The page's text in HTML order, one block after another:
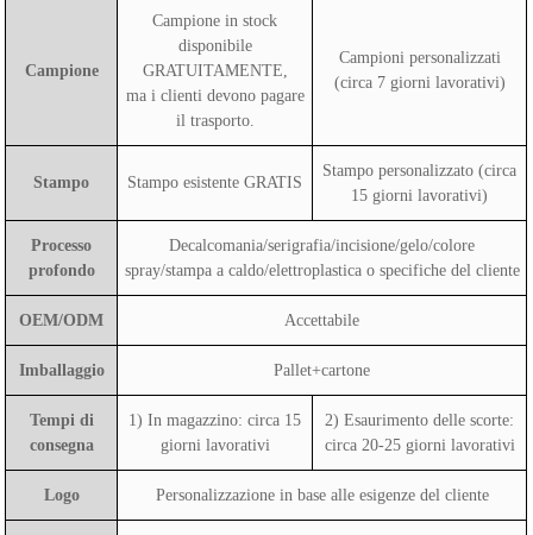
Campione
Campione in stock
disponibile
GRATUITAMENTE,
ma i clienti devono pagare
il trasporto.
Campioni personalizzati
(circa 7 giorni lavorativi)
Stampo Stampo esistente GRATIS
Stampo personalizzato (circa
15 giorni lavorativi)
Processo
profondo
Decalcomania/serigrafia/incisione/gelo/colore
spray/stampa a caldo/elettroplastica o specifiche del cliente
OEM/ODM Accettabile
Imballaggio Pallet+cartone
Tempi di
consegna
1) In magazzino: circa 15
giorni lavorativi
2) Esaurimento delle scorte:
circa 20-25 giorni lavorativi
Logo Personalizzazione in base alle esigenze del cliente